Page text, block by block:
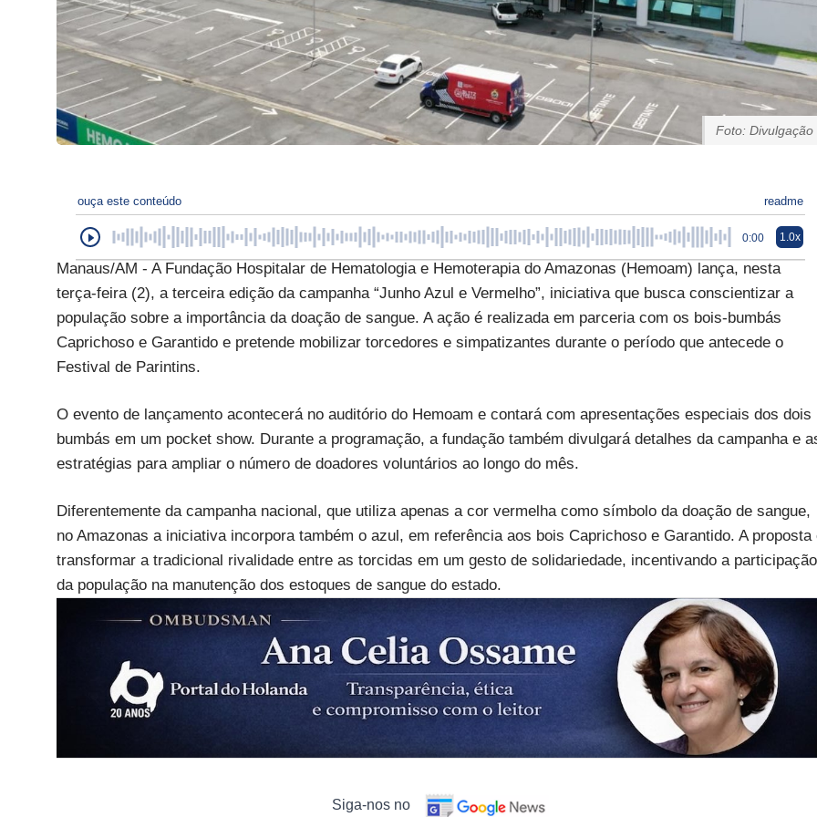
Foto: Divulgação
ouça este conteúdo readme
0:00 1.0x
Manaus/AM - A Fundação Hospitalar de Hematologia e Hemoterapia do Amazonas (Hemoam) lança, nesta
terça-feira (2), a terceira edição da campanha “Junho Azul e Vermelho”, iniciativa que busca conscientizar a
população sobre a importância da doação de sangue. A ação é realizada em parceria com os bois-bumbás
Caprichoso e Garantido e pretende mobilizar torcedores e simpatizantes durante o período que antecede o
Festival de Parintins.
O evento de lançamento acontecerá no auditório do Hemoam e contará com apresentações especiais dos dois
bumbás em um pocket show. Durante a programação, a fundação também divulgará detalhes da campanha e
estratégias para ampliar o número de doadores voluntários ao longo do mês.
Diferentemente da campanha nacional, que utiliza apenas a cor vermelha como símbolo da doação de sangue,
no Amazonas a iniciativa incorpora também o azul, em referência aos bois Caprichoso e Garantido. A proposta
transformar a tradicional rivalidade entre as torcidas em um gesto de solidariedade, incentivando a participação
da população na manutenção dos estoques de sangue do estado.
Siga-nos no